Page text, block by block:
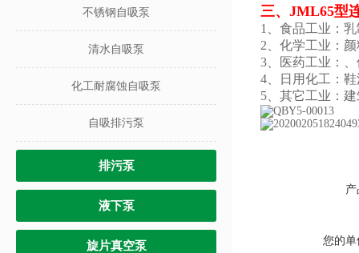
不锈钢自吸泵
清水自吸泵
化工耐腐蚀自吸泵
自吸排污泵
排污泵
液下泵
旋片真空泵
三、JML65型
1、食品工业：
2、化学工业：
3、医药工业：
4、日用化工：
5、其它工业：
您的单